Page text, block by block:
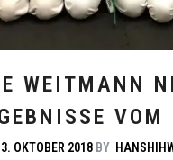
WEITMANN
OKTOBER 2018 BY